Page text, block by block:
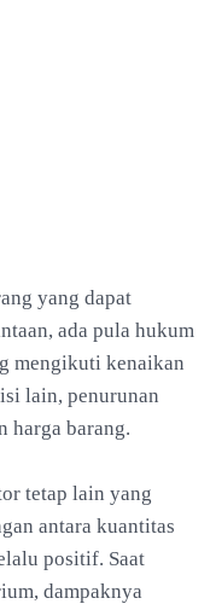
yang dapat
ada pula hukum
mengikuti kenaikan
lain, penurunan
harga barang.
tetap lain yang
antara kuantitas
positif. Saat
dampaknya